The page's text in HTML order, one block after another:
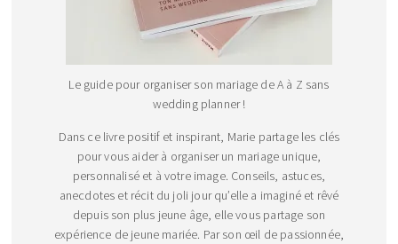
Le guide pour organiser son mariage de A à Z sans
wedding planner !
Dans ce livre positif et inspirant, Marie partage les clés
pour vous aider à organiser un mariage unique,
personnalisé et à votre image. Conseils, astuces,
anecdotes et récit du joli jour qu’elle a imaginé et rêvé
depuis son plus jeune âge, elle vous partage son
expérience de jeune mariée. Par son œil de passionnée,